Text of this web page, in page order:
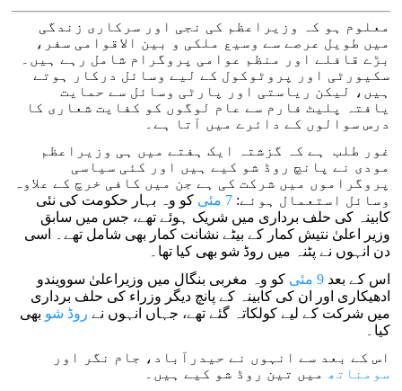
معلوم ہو کہ وزیراعظم کی نجی اور سرکاری زندگی
میں طویل عرصے سے وسیع ملکی و بین الاقوامی سفر،
بڑے قافلے اور منظم عوامی پروگرام شامل رہے ہیں۔
سکیورٹی اور پروٹوکول کے لیے وسائل درکار ہوتے
ہیں، لیکن ریاستی اور پارٹی وسائل سے حمایت
یافتہ پلیٹ فارم سے عام لوگوں کو کفایت شعاری کا
درس سوالوں کے دائرے میں آتا ہے۔
غور طلب ہے کہ گزشتہ ایک ہفتے میں ہی وزیراعظم
مودی نے پانچ روڈ شو کیے ہیں اور کئی سیاسی
پروگراموں میں شرکت کی ہے جن میں کافی خرچ کے علاوہ
وسائل استعمال ہوئے: 7 مئی
کو وہ بہار حکومت کی نئی
کابینہ کی حلف برداری میں شریک ہوئے تھے، جس میں سابق
وزیر اعلیٰ نتیش کمار کے بیٹے نشانت کمار بھی شامل تھے۔ اسی
دن انہوں نے پٹنہ میں روڈ شو بھی کیا تھا۔
اس کے بعد 9 مئی
کو وہ مغربی بنگال میں وزیراعلیٰ سوویندو
ادھیکاری اور ان کی کابینہ کے پانچ دیگر وزراء کی حلف برداری
میں شرکت کے لیے کولکاتہ گئے تھے، جہاں انہوں نے روڈ شو بھی
کیا۔
اس کے بعد سے انہوں نے حیدرآباد، جام نگر اور
سومناتھ میں تین روڈ شو کیے ہیں۔